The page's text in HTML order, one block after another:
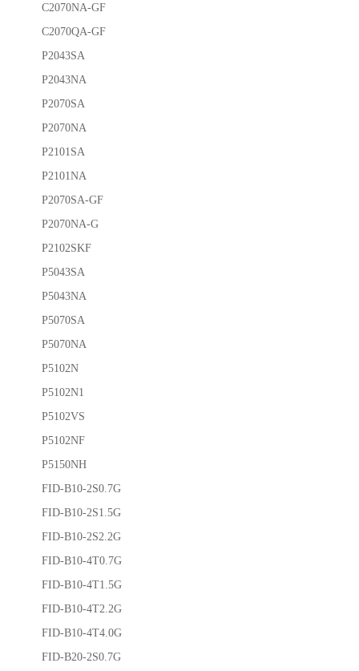
C2070NA-GF
C2070QA-GF
P2043SA
P2043NA
P2070SA
P2070NA
P2101SA
P2101NA
P2070SA-GF
P2070NA-G
P2102SKF
P5043SA
P5043NA
P5070SA
P5070NA
P5102N
P5102N1
P5102VS
P5102NF
P5150NH
FID-B10-2S0.7G
FID-B10-2S1.5G
FID-B10-2S2.2G
FID-B10-4T0.7G
FID-B10-4T1.5G
FID-B10-4T2.2G
FID-B10-4T4.0G
FID-B20-2S0.7G